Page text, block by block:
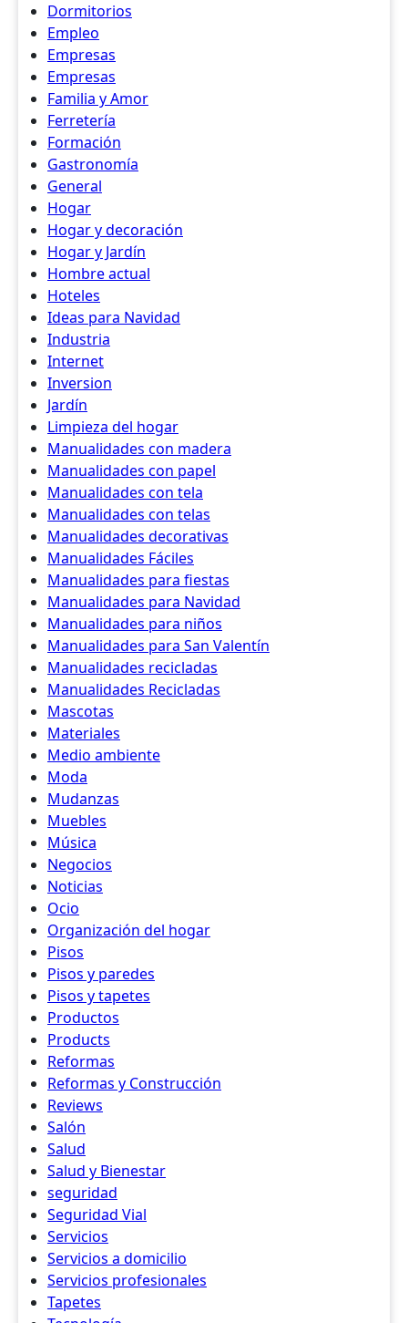
Dormitorios
Empleo
Empresas
Empresas
Familia y Amor
Ferretería
Formación
Gastronomía
General
Hogar
Hogar y decoración
Hogar y Jardín
Hombre actual
Hoteles
Ideas para Navidad
Industria
Internet
Inversion
Jardín
Limpieza del hogar
Manualidades con madera
Manualidades con papel
Manualidades con tela
Manualidades con telas
Manualidades decorativas
Manualidades Fáciles
Manualidades para fiestas
Manualidades para Navidad
Manualidades para niños
Manualidades para San Valentín
Manualidades recicladas
Manualidades Recicladas
Mascotas
Materiales
Medio ambiente
Moda
Mudanzas
Muebles
Música
Negocios
Noticias
Ocio
Organización del hogar
Pisos
Pisos y paredes
Pisos y tapetes
Productos
Products
Reformas
Reformas y Construcción
Reviews
Salón
Salud
Salud y Bienestar
seguridad
Seguridad Vial
Servicios
Servicios a domicilio
Servicios profesionales
Tapetes